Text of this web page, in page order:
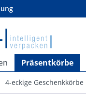
Präsentkörbe
4-eckige Geschenkkörbe